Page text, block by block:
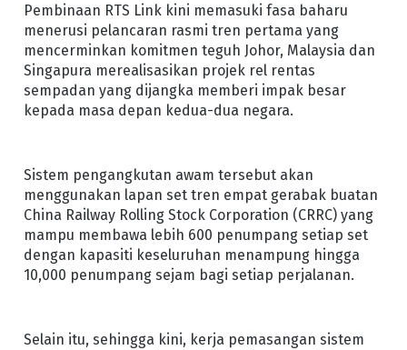
Pembinaan RTS Link kini memasuki fasa baharu
menerusi pelancaran rasmi tren pertama yang
mencerminkan komitmen teguh Johor, Malaysia dan
Singapura merealisasikan projek rel rentas
sempadan yang dijangka memberi impak besar
kepada masa depan kedua-dua negara.
Sistem pengangkutan awam tersebut akan
menggunakan lapan set tren empat gerabak buatan
China Railway Rolling Stock Corporation (CRRC) yang
mampu membawa lebih 600 penumpang setiap set
dengan kapasiti keseluruhan menampung hingga
10,000 penumpang sejam bagi setiap perjalanan.
Selain itu, sehingga kini, kerja pemasangan sistem